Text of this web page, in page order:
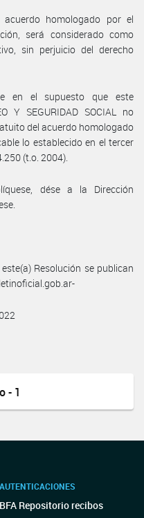
acuerdo homologado por el
será considerado como
sin perjuicio del derecho
en el supuesto que este
Y SEGURIDAD SOCIAL no
del acuerdo homologado
lo establecido en el tercer
(t.o. 2004).
dése a la Dirección
Resolución se publican
- 1
AUTENTICACIONES
BFA Repositorio recibos